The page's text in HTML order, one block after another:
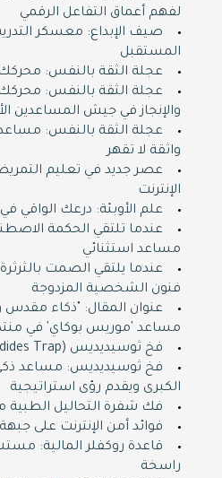
لفهم أعماق التفاعل الرقمي
المستقبل
عجلة الثقة بالنفس:
عجلة الثقة بالنفس:
والإنجاز في جيش المساعدين
عجلة الثقة بالنفس:
واثقة لا تقهر
عصر جديد في تعليم
الإنترنت
علم الأوبئة: درعك الواقي
عندما تلتقي الحكمة
مساعد استثنائي
عندما يلتقي الصمت
فنون الشخصية المزدوجة
عنوان المقال: "ذكاء
مساعد 'موريس بوكاي' في
فخ ثوسيديديس (Thucydides Trap)
فخ ثوسيديديس: مساعد
الكبرى ويقدم رؤى استراتيجية
فك شفرة التحاليل الطبية
فوائد أمن الإنترنت على
قاعدة روكفلر المالية:
راسخة